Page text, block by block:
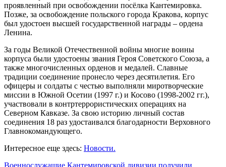
проявленный при освобождении посёлка Кантемировка.
Позже, за освобождение польского города Кракова, корпус
был удостоен высшей государственной награды – ордена
Ленина.
За годы Великой Отечественной войны многие воины
корпуса были удостоены звания Героя Советского Союза, а
также многочисленных орденов и медалей. Славные
традиции соединение пронесло через десятилетия. Его
офицеры и солдаты с честью выполняли миротворческие
миссии в Южной Осетии (1997 г.) и Косово (1998-2002 гг.),
участвовали в контртеррористических операциях на
Северном Кавказе. За свою историю личный состав
соединения 18 раз удостаивался благодарности Верховного
Главнокомандующего.
Интересное еще здесь: Новости.